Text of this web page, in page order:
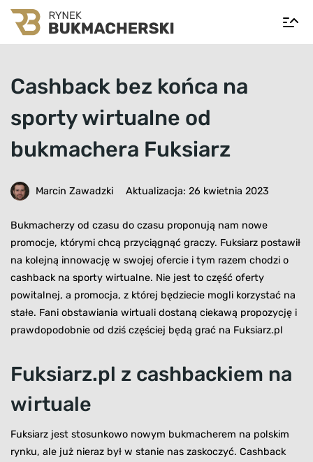
Cashback bez końca na
sporty wirtualne od
bukmachera Fuksiarz
Marcin Zawadzki Aktualizacja: 26 kwietnia 2023
Bukmacherzy od czasu do czasu proponują nam nowe
promocje, którymi chcą przyciągnąć graczy. Fuksiarz postawił
na kolejną innowację w swojej ofercie i tym razem chodzi o
cashback na sporty wirtualne. Nie jest to część oferty
powitalnej, a promocja, z której będziecie mogli korzystać na
stałe. Fani obstawiania wirtuali dostaną ciekawą propozycję i
prawdopodobnie od dziś częściej będą grać na Fuksiarz.pl
Fuksiarz.pl z cashbackiem na
wirtuale
Fuksiarz jest stosunkowo nowym bukmacherem na polskim
rynku, ale już nieraz był w stanie nas zaskoczyć. Cashback